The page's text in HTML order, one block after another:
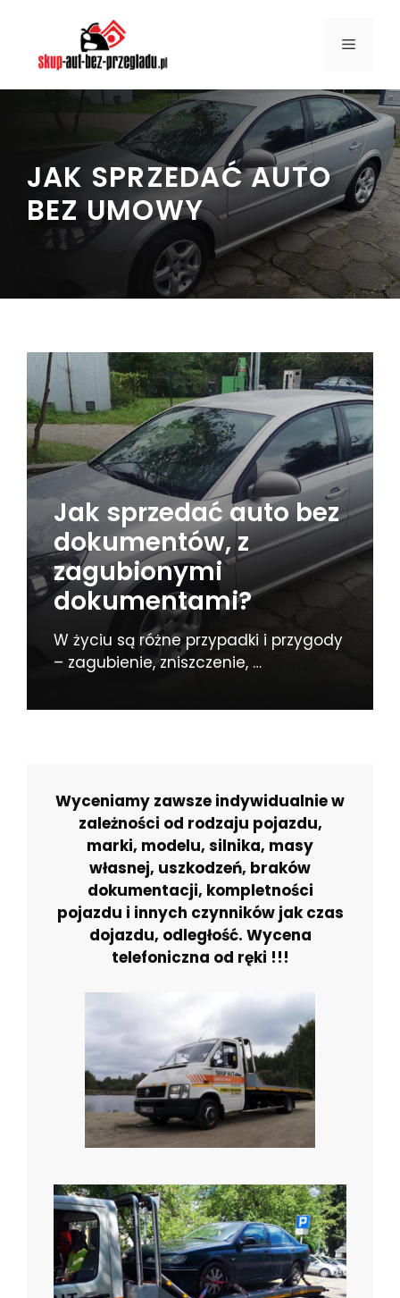
treści
MENU
JAK SPRZEDAĆ AUTO
BEZ UMOWY
Jak sprzedać auto bez
dokumentów, z
zagubionymi
dokumentami?
W życiu są różne przypadki i przygody
– zagubienie, zniszczenie, …
Wyceniamy zawsze indywidualnie w
zależności od rodzaju pojazdu,
marki, modelu, silnika, masy
własnej, uszkodzeń, braków
dokumentacji, kompletności
pojazdu i innych czynników jak czas
dojazdu, odległość. Wycena
telefoniczna od ręki !!!